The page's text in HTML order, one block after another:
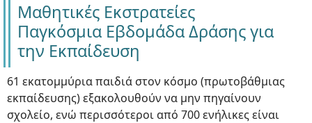
Μαθητικές Eκστρατείες
Παγκόσμια Εβδομάδα Δράσης για
την Εκπαίδευση
61 εκατομμύρια παιδιά στον κόσμο (πρωτοβάθμιας
εκπαίδευσης) εξακολουθούν να μην πηγαίνουν
σχολείο, ενώ περισσότεροι από 700 ενήλικες είναι